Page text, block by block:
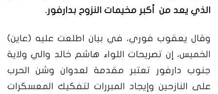
الذي يعد من أكبر مخيمات النزوح بدارفور.
وقال يعقوب فوري، في بيان اطلعت عليه (عاين)
الخميس، إن تصريحات اللواء هاشم خالد والي ولاية
جنوب دارفور تعتبر مقدمة لعدوان وشن الحرب
على النازحين وإيجاد المبررات لتفكيك المعسكرات